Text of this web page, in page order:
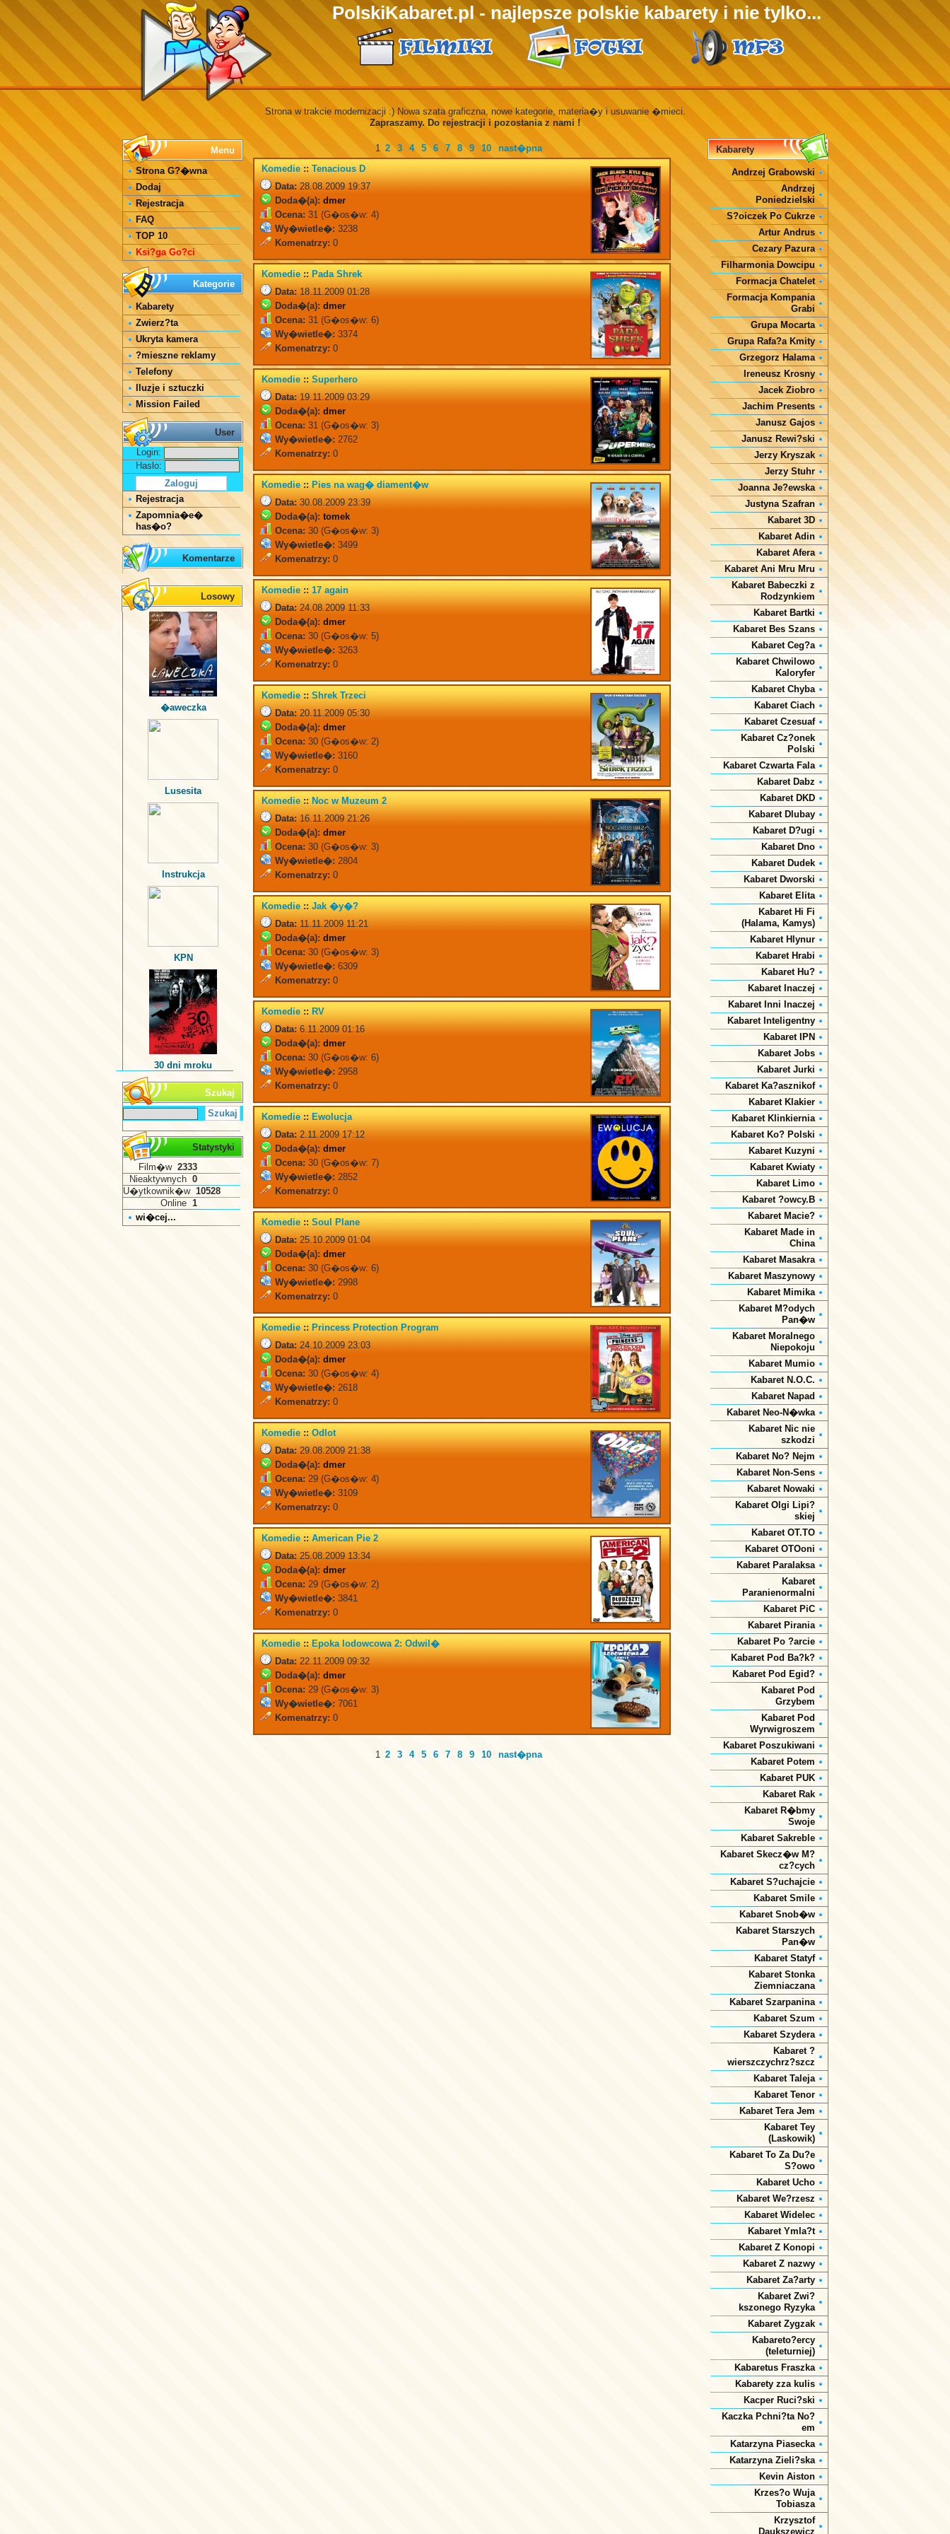
PolskiKabaret.pl - najlepsze polskie kabarety i nie tylko...
Strona w trakcie modernizacji :) Nowa szata graficzna, nowe kategorie, materia�y i usuwanie �mieci.
Zapraszamy. Do rejestracji i pozostania z nami !
Menu
Strona G?�wna
Dodaj
Rejestracja
FAQ
TOP 10
Ksi?ga Go?ci
Kategorie
Kabarety
Zwierz?ta
Ukryta kamera
?mieszne reklamy
Telefony
Iluzje i sztuczki
Mission Failed
User
Login:
Haslo:
Rejestracja
Zapomnia�e�
has�o?
Komentarze
Losowy
�aweczka
Lusesita
Instrukcja
KPN
30 dni mroku
Szukaj
Statystyki
Film�w 2333
Nieaktywnych 0
U�ytkownik�w 10528
Online 1
wi�cej...
1 2 3 4 5 6 7 8 9 10
nast�pna
Komedie :: Tenacious D
Data:28.08.2009 19:37
Doda�(a): dmer
Ocena: 31 (G�os�w: 4)
Wy�wietle�: 3238
Komenatrzy: 0
Komedie :: Pada Shrek
Data:18.11.2009 01:28
Doda�(a): dmer
Ocena: 31 (G�os�w: 6)
Wy�wietle�: 3374
Komenatrzy: 0
Komedie :: Superhero
Data:19.11.2009 03:29
Doda�(a): dmer
Ocena: 31 (G�os�w: 3)
Wy�wietle�: 2762
Komenatrzy: 0
Komedie :: Pies na wag� diament�w
Data:30.08.2009 23:39
Doda�(a): tomek
Ocena: 30 (G�os�w: 3)
Wy�wietle�: 3499
Komenatrzy: 0
Komedie :: 17 again
Data:24.08.2009 11:33
Doda�(a): dmer
Ocena: 30 (G�os�w: 5)
Wy�wietle�: 3263
Komenatrzy: 0
Komedie :: Shrek Trzeci
Data:20.11.2009 05:30
Doda�(a): dmer
Ocena: 30 (G�os�w: 2)
Wy�wietle�: 3160
Komenatrzy: 0
Komedie :: Noc w Muzeum 2
Data:16.11.2009 21:26
Doda�(a): dmer
Ocena: 30 (G�os�w: 3)
Wy�wietle�: 2804
Komenatrzy: 0
Komedie :: Jak �y�?
Data:11.11.2009 11:21
Doda�(a): dmer
Ocena: 30 (G�os�w: 3)
Wy�wietle�: 6309
Komenatrzy: 0
Komedie :: RV
Data:6.11.2009 01:16
Doda�(a): dmer
Ocena: 30 (G�os�w: 6)
Wy�wietle�: 2958
Komenatrzy: 0
Komedie :: Ewolucja
Data:2.11.2009 17:12
Doda�(a): dmer
Ocena: 30 (G�os�w: 7)
Wy�wietle�: 2852
Komenatrzy: 0
Komedie :: Soul Plane
Data:25.10.2009 01:04
Doda�(a): dmer
Ocena: 30 (G�os�w: 6)
Wy�wietle�: 2998
Komenatrzy: 0
Komedie :: Princess Protection Program
Data:24.10.2009 23:03
Doda�(a): dmer
Ocena: 30 (G�os�w: 4)
Wy�wietle�: 2618
Komenatrzy: 0
Komedie :: Odlot
Data:29.08.2009 21:38
Doda�(a): dmer
Ocena: 29 (G�os�w: 4)
Wy�wietle�: 3109
Komenatrzy: 0
Komedie :: American Pie 2
Data:25.08.2009 13:34
Doda�(a): dmer
Ocena: 29 (G�os�w: 2)
Wy�wietle�: 3841
Komenatrzy: 0
Komedie :: Epoka lodowcowa 2: Odwil�
Data:22.11.2009 09:32
Doda�(a): dmer
Ocena: 29 (G�os�w: 3)
Wy�wietle�: 7061
Komenatrzy: 0
1 2 3 4 5 6 7 8 9 10 nast�pna
Kabarety
Andrzej Grabowski
Andrzej
Poniedzielski
S?oiczek Po Cukrze
Artur Andrus
Cezary Pazura
Filharmonia Dowcipu
Formacja Chatelet
Formacja Kompania
Grabi
Grupa Mocarta
Grupa Rafa?a Kmity
Grzegorz Halama
Ireneusz Krosny
Jacek Ziobro
Jachim Presents
Janusz Gajos
Janusz Rewi?ski
Jerzy Kryszak
Jerzy Stuhr
Joanna Je?ewska
Justyna Szafran
Kabaret 3D
Kabaret Adin
Kabaret Afera
Kabaret Ani Mru Mru
Kabaret Babeczki z
Rodzynkiem
Kabaret Bartki
Kabaret Bes Szans
Kabaret Ceg?a
Kabaret Chwilowo
Kaloryfer
Kabaret Chyba
Kabaret Ciach
Kabaret Czesuaf
Kabaret Cz?onek
Polski
Kabaret Czwarta Fala
Kabaret Dabz
Kabaret DKD
Kabaret Dlubay
Kabaret D?ugi
Kabaret Dno
Kabaret Dudek
Kabaret Dworski
Kabaret Elita
Kabaret Hi Fi
(Halama, Kamys)
Kabaret Hlynur
Kabaret Hrabi
Kabaret Hu?
Kabaret Inaczej
Kabaret Inni Inaczej
Kabaret Inteligentny
Kabaret IPN
Kabaret Jobs
Kabaret Jurki
Kabaret Ka?asznikof
Kabaret Klakier
Kabaret Klinkiernia
Kabaret Ko? Polski
Kabaret Kuzyni
Kabaret Kwiaty
Kabaret Limo
Kabaret ?owcy.B
Kabaret Macie?
Kabaret Made in
China
Kabaret Masakra
Kabaret Maszynowy
Kabaret Mimika
Kabaret M?odych
Pan�w
Kabaret Moralnego
Niepokoju
Kabaret Mumio
Kabaret N.O.C.
Kabaret Napad
Kabaret Neo-N�wka
Kabaret Nic nie
szkodzi
Kabaret No? Nejm
Kabaret Non-Sens
Kabaret Nowaki
Kabaret Olgi Lipi?
skiej
Kabaret OT.TO
Kabaret OTOoni
Kabaret Paralaksa
Kabaret
Paranienormalni
Kabaret PiC
Kabaret Pirania
Kabaret Po ?arcie
Kabaret Pod Ba?k?
Kabaret Pod Egid?
Kabaret Pod
Grzybem
Kabaret Pod
Wyrwigroszem
Kabaret Poszukiwani
Kabaret Potem
Kabaret PUK
Kabaret Rak
Kabaret R�bmy
Swoje
Kabaret Sakreble
Kabaret Skecz�w M?
cz?cych
Kabaret S?uchajcie
Kabaret Smile
Kabaret Snob�w
Kabaret Starszych
Pan�w
Kabaret Statyf
Kabaret Stonka
Ziemniaczana
Kabaret Szarpanina
Kabaret Szum
Kabaret Szydera
Kabaret ?
wierszczychrz?szcz
Kabaret Taleja
Kabaret Tenor
Kabaret Tera Jem
Kabaret Tey
(Laskowik)
Kabaret To Za Du?e
S?owo
Kabaret Ucho
Kabaret We?rzesz
Kabaret Widelec
Kabaret Ymla?t
Kabaret Z Konopi
Kabaret Z nazwy
Kabaret Za?arty
Kabaret Zwi?
kszonego Ryzyka
Kabaret Zygzak
Kabareto?ercy
(teleturniej)
Kabaretus Fraszka
Kabarety zza kulis
Kacper Ruci?ski
Kaczka Pchni?ta No?
em
Katarzyna Piasecka
Katarzyna Zieli?ska
Kevin Aiston
Krzes?o Wuja
Tobiasza
Krzysztof
Daukszewicz